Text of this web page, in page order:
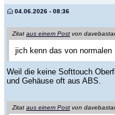
04.06.2026 - 08:36
Zitat aus einem Post von
jich kenn das von normalen
Weil die keine Softtouch
und Gehäuse oft aus ABS.
Zitat aus einem Post von